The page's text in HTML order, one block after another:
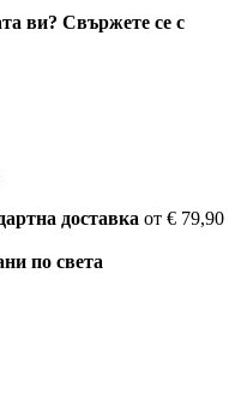
ви? Свържете се с
доставка от € 79,90
по света